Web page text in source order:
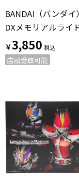
BANDAI（バンダイ）
￥3,850
店頭受取可能